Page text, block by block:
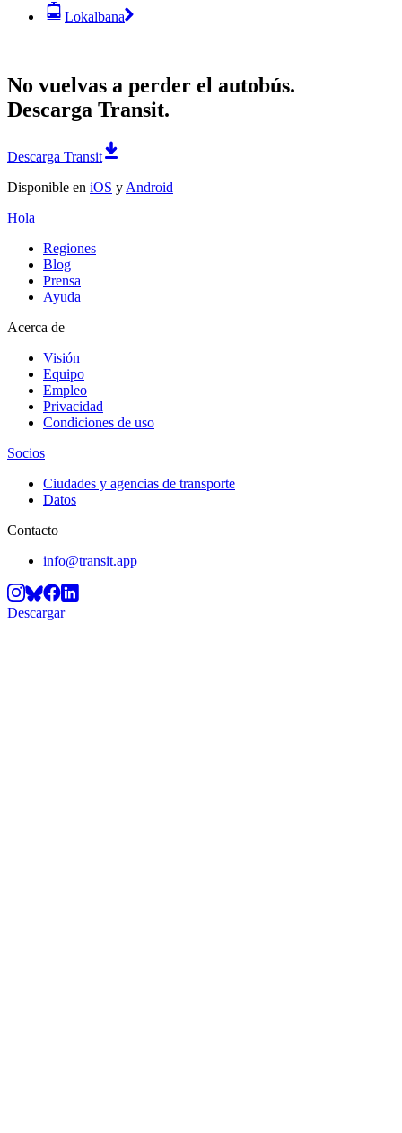
Lokalbana
No vuelvas a perder el autobús.
Descarga Transit.
Descarga Transit
Disponible en iOS y Android
Hola
Regiones
Blog
Prensa
Ayuda
Acerca de
Visión
Equipo
Empleo
Privacidad
Condiciones de uso
Socios
Ciudades y agencias de transporte
Datos
Contacto
info@transit.app
Descargar